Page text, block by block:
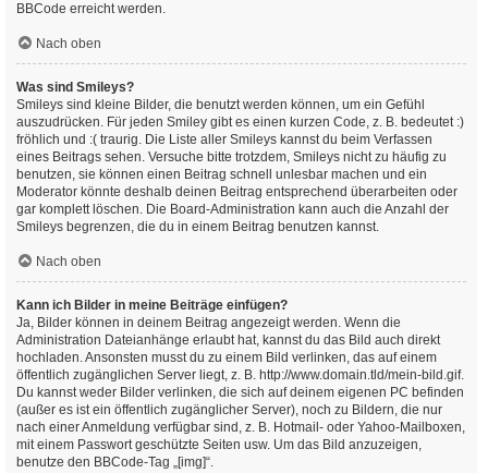
BBCode erreicht werden.
Nach oben
Was sind Smileys?
Smileys sind kleine Bilder, die benutzt werden können, um ein Gefühl
auszudrücken. Für jeden Smiley gibt es einen kurzen Code, z. B. bedeutet :)
fröhlich und :( traurig. Die Liste aller Smileys kannst du beim Verfassen
eines Beitrags sehen. Versuche bitte trotzdem, Smileys nicht zu häufig zu
benutzen, sie können einen Beitrag schnell unlesbar machen und ein
Moderator könnte deshalb deinen Beitrag entsprechend überarbeiten oder
gar komplett löschen. Die Board-Administration kann auch die Anzahl der
Smileys begrenzen, die du in einem Beitrag benutzen kannst.
Nach oben
Kann ich Bilder in meine Beiträge einfügen?
Ja, Bilder können in deinem Beitrag angezeigt werden. Wenn die
Administration Dateianhänge erlaubt hat, kannst du das Bild auch direkt
hochladen. Ansonsten musst du zu einem Bild verlinken, das auf einem
öffentlich zugänglichen Server liegt, z. B. http://www.domain.tld/mein-bild.gif.
Du kannst weder Bilder verlinken, die sich auf deinem eigenen PC befinden
(außer es ist ein öffentlich zugänglicher Server), noch zu Bildern, die nur
nach einer Anmeldung verfügbar sind, z. B. Hotmail- oder Yahoo-Mailboxen,
mit einem Passwort geschützte Seiten usw. Um das Bild anzuzeigen,
benutze den BBCode-Tag „[img]“.